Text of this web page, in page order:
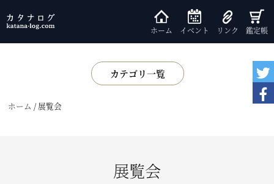
ホーム イベント リンク 鑑定帳
カテゴリ一覧
ホーム /展覧会
展覧会